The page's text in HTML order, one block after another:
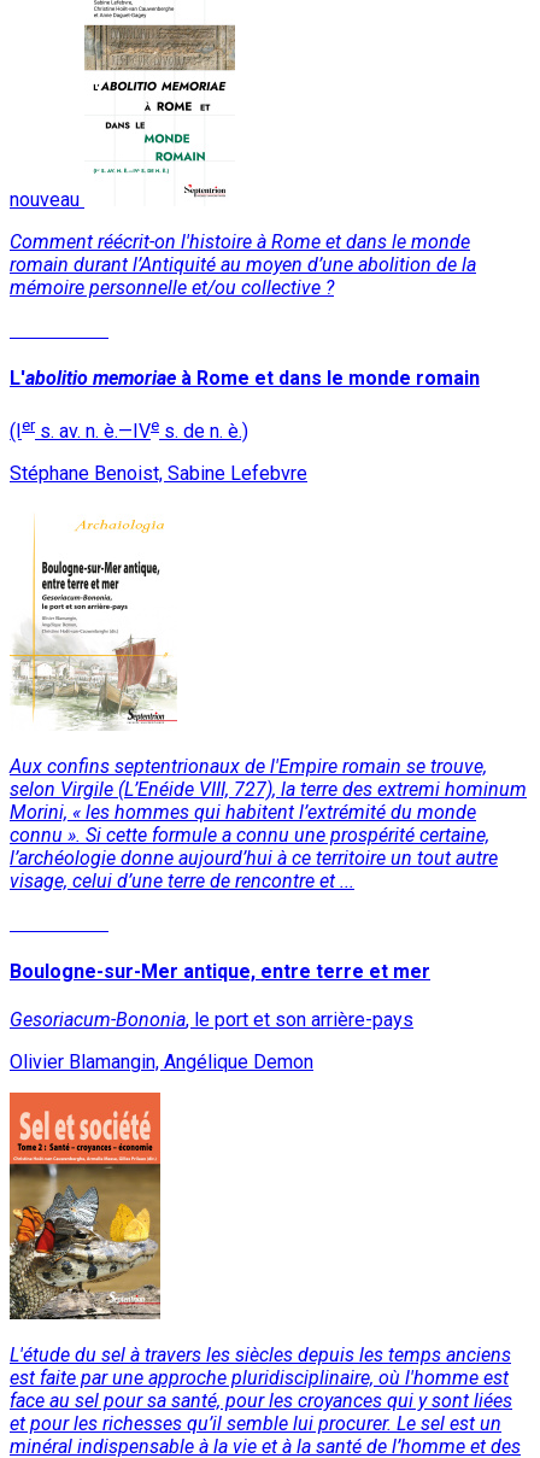
nouveau
Comment réécrit-on l'histoire à Rome et dans le monde
romain durant l’Antiquité au moyen d’une abolition de la
mémoire personnelle et/ou collective ?
L'abolitio memoriae à Rome et dans le monde romain
(Iers. av. n. è.—IVe s. de n. è.)
Stéphane Benoist, Sabine Lefebvre
Aux confins septentrionaux de l'Empire romain se trouve,
selon Virgile (L’Enéide VIII, 727), la terre des extremi hominum
Morini, « les hommes qui habitent l’extrémité du monde
connu ». Si cette formule a connu une prospérité certaine,
l’archéologie donne aujourd’hui à ce territoire un tout autre
visage, celui d’une terre de rencontre et ...
Boulogne-sur-Mer antique, entre terre et mer
Gesoriacum-Bononia, le port et son arrière-pays
Olivier Blamangin, Angélique Demon
L'étude du sel à travers les siècles depuis les temps anciens
est faite par une approche pluridisciplinaire, où l'homme est
face au sel pour sa santé, pour les croyances qui y sont liées
et pour les richesses qu’il semble lui procurer. Le sel est un
minéral indispensable à la vie et à la santé de l’homme et des